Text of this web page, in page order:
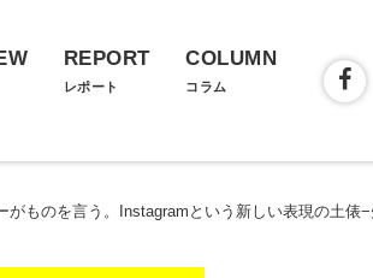
REPORT
レポート
COLUMN
コラム
ものを言う。Instagramという新しい表現の土俵